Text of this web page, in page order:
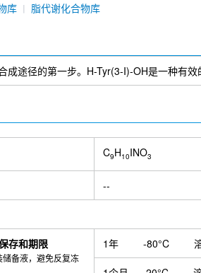
库 脂代谢化合物库
成途径的第一步。H-Tyr(3-I)-OH是一种有效
C9H10INO3
--
存和期限
储备液，避免反复冻
1年 -80°C